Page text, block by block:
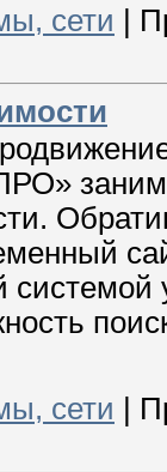
сети
сети